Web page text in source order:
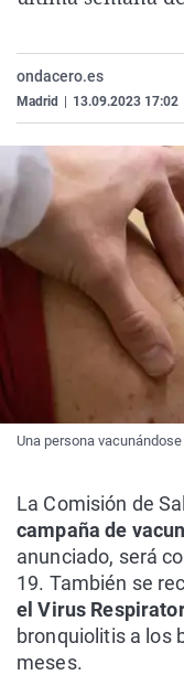
ondacero.es
Madrid 13.09.2023 17:02
Una persona
La Comisión de
campaña de
anunciado, será
19. También se
el Virus
bronquiolitis a los
meses.